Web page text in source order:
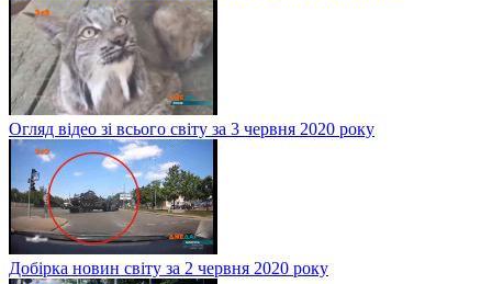
Огляд відео зі всього світу за 3 червня 2020 року
Добірка новин світу за 2 червня 2020 року